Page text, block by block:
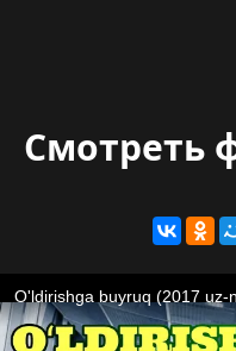
Смотреть